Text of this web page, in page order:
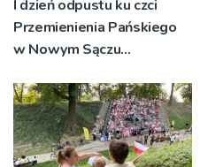
I dzień odpustu ku czci
Przemienienia Pańskiego
w Nowym Sączu